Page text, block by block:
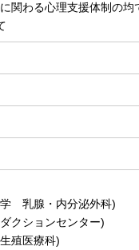
関わる心理支援体制の
乳腺・内分泌外科)
クションセンター)
殖医療科)